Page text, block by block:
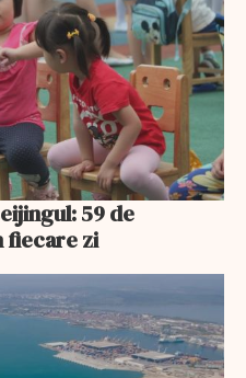
59 de
fiecare zi